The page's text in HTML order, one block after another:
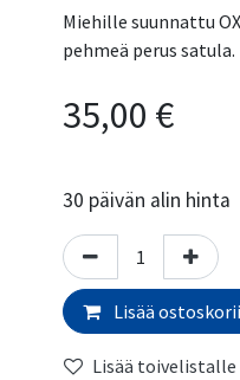
Miehille suunnattu
pehmeä perus satula.
35,00 €
30 päivän alin hinta
Lisää
Lisää toivelistalle